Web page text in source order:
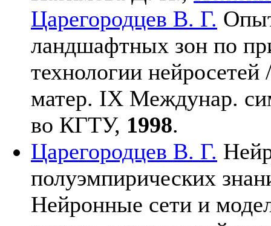
Царегородцев В. Г.
ландшафтных зон по
технологии нейросетей
матер. IX Междунар.
во КГТУ, 1998.
Царегородцев В. Г.
полуэмпирических
Нейронные сети и